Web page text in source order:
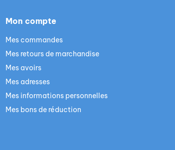
Mon compte
Mes commandes
Mes retours de marchandise
Mes avoirs
Mes adresses
Mes informations personnelles
Mes bons de réduction